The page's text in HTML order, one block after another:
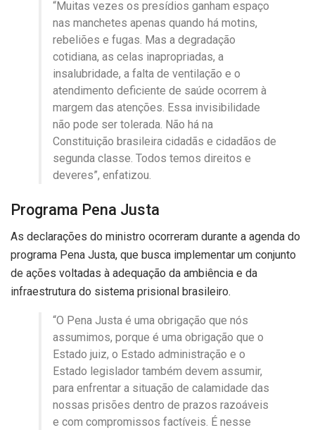
“Muitas vezes os presídios ganham espaço
nas manchetes apenas quando há motins,
rebeliões e fugas. Mas a degradação
cotidiana, as celas inapropriadas, a
insalubridade, a falta de ventilação e o
atendimento deficiente de saúde ocorrem à
margem das atenções. Essa invisibilidade
não pode ser tolerada. Não há na
Constituição brasileira cidadãs e cidadãos de
segunda classe. Todos temos direitos e
deveres”, enfatizou.
Programa Pena Justa
As declarações do ministro ocorreram durante a agenda do
programa Pena Justa, que busca implementar um conjunto
de ações voltadas à adequação da ambiência e da
infraestrutura do sistema prisional brasileiro.
“O Pena Justa é uma obrigação que nós
assumimos, porque é uma obrigação que o
Estado juiz, o Estado administração e o
Estado legislador também devem assumir,
para enfrentar a situação de calamidade das
nossas prisões dentro de prazos razoáveis
e com compromissos factíveis. É nesse